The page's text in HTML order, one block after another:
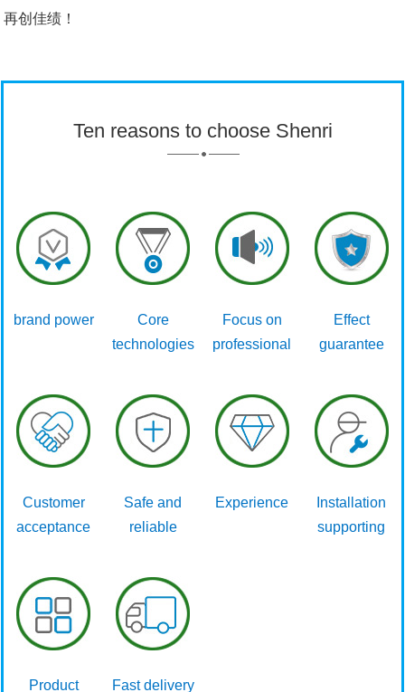
再创佳绩！
Ten reasons to choose Shenri
brand power
Core
technologies
Focus on
professional
Effect
guarantee
Customer
acceptance
Safe and
reliable
Experience
Installation
supporting
Product
Fast delivery